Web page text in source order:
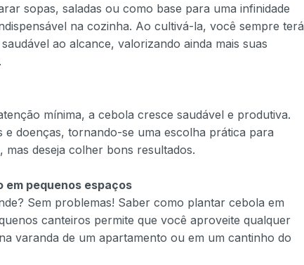
sopas, saladas ou como base para uma infinidade
na cozinha. Ao cultivá-la, você sempre terá
ao alcance, valorizando ainda mais suas
mínima, a cebola cresce saudável e produtiva.
e doenças, tornando-se uma escolha prática para
deseja colher bons resultados.
em pequenos espaços
Sem problemas! Saber como plantar cebola em
canteiros permite que você aproveite qualquer
varanda de um apartamento ou em um cantinho do